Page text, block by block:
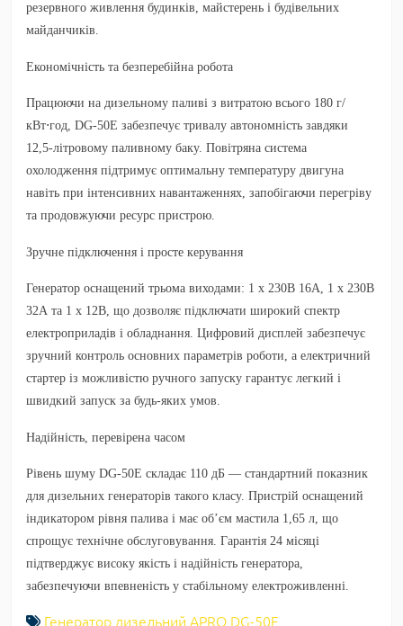
резервного живлення будинків, майстерень і будівельних
майданчиків.
Економічність та безперебійна робота
Працюючи на дизельному паливі з витратою всього 180 г/
кВт⋅год, DG-50Е забезпечує тривалу автономність завдяки
12,5-літровому паливному баку. Повітряна система
охолодження підтримує оптимальну температуру двигуна
навіть при інтенсивних навантаженнях, запобігаючи перегріву
та продовжуючи ресурс пристрою.
Зручне підключення і просте керування
Генератор оснащений трьома виходами: 1 х 230В 16А, 1 х 230В
32А та 1 х 12В, що дозволяє підключати широкий спектр
електроприладів і обладнання. Цифровий дисплей забезпечує
зручний контроль основних параметрів роботи, а електричний
стартер із можливістю ручного запуску гарантує легкий і
швидкий запуск за будь-яких умов.
Надійність, перевірена часом
Рівень шуму DG-50Е складає 110 дБ — стандартний показник
для дизельних генераторів такого класу. Пристрій оснащений
індикатором рівня палива і має об’єм мастила 1,65 л, що
спрощує технічне обслуговування. Гарантія 24 місяці
підтверджує високу якість і надійність генератора,
забезпечуючи впевненість у стабільному електроживленні.
Генератор дизельний APRO DG-50Е